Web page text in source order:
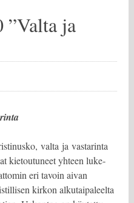
ja
valta ja vastarinta
kietoutuneet yhteen luke­
eri tavoin aivan
kirkon alkutaipaleelta